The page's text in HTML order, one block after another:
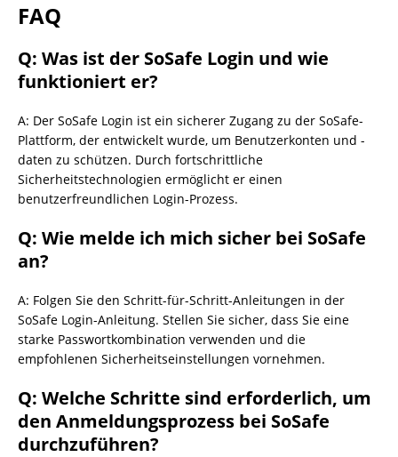
FAQ
Q: Was ist der SoSafe Login und wie
funktioniert er?
A: Der SoSafe Login ist ein sicherer Zugang zu der SoSafe-
Plattform, der entwickelt wurde, um Benutzerkonten und -
daten zu schützen. Durch fortschrittliche
Sicherheitstechnologien ermöglicht er einen
benutzerfreundlichen Login-Prozess.
Q: Wie melde ich mich sicher bei SoSafe
an?
A: Folgen Sie den Schritt-für-Schritt-Anleitungen in der
SoSafe Login-Anleitung. Stellen Sie sicher, dass Sie eine
starke Passwortkombination verwenden und die
empfohlenen Sicherheitseinstellungen vornehmen.
Q: Welche Schritte sind erforderlich, um
den Anmeldungsprozess bei SoSafe
durchzuführen?